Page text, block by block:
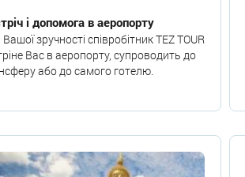
і допомога в аеропорту
зручності співробітник TEZ TOUR
Вас в аеропорту, супроводить до
або до самого готелю.